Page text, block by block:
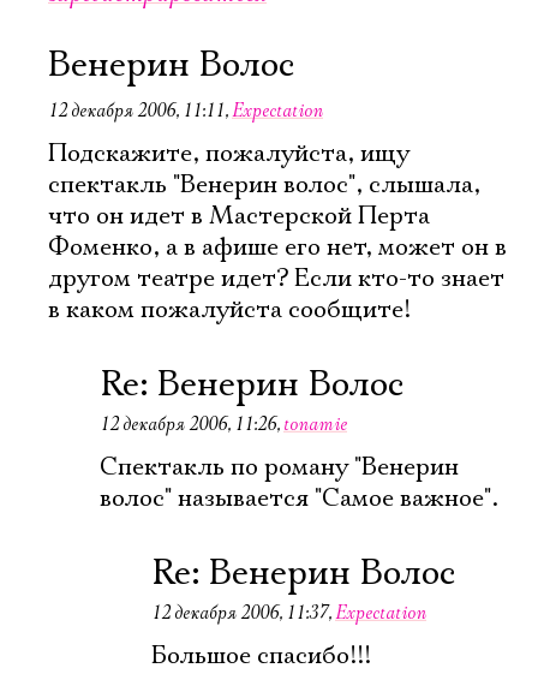
Венерин Волос
12 декабря 2006, 11:11,Expectation
Подскажите, пожалуйста, ищу
спектакль "Венерин волос", слышала,
что он идет в Мастерской Перта
Фоменко, а в афише его нет, может он в
другом театре идет? Если кто-то знает
в каком пожалуйста сообщите!
Re: Венерин Волос
12 декабря 2006, 11:26, tonamie
Спектакль по роману "Венерин
волос" называется "Самое важное".
Re: Венерин Волос
12 декабря 2006, 11:37,Expectation
Большое спасибо!!!
Электропочта
Имя
Ознакомиться